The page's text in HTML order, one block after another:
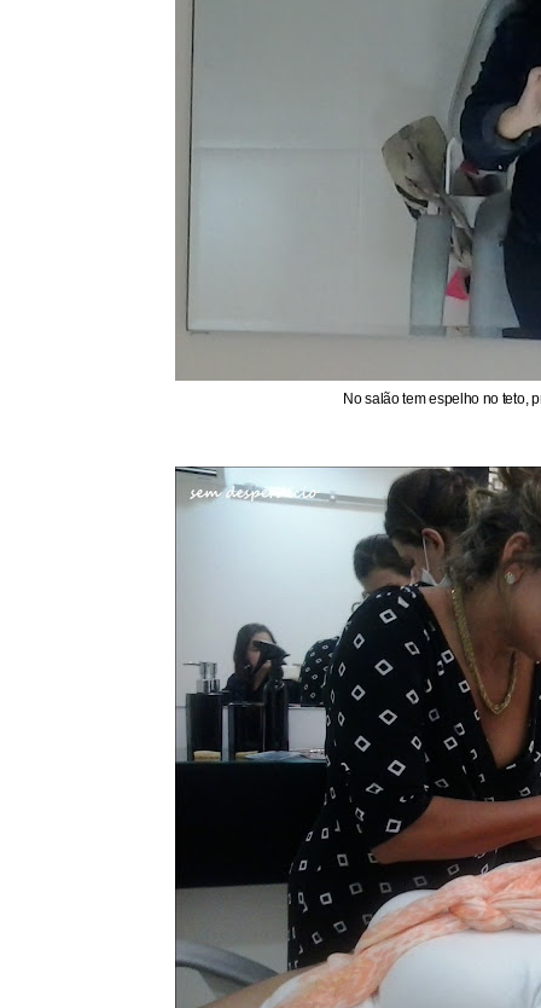
No salão tem espelho no teto,